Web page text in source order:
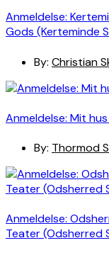
Anmeldelse:
Gods (Kerteminde
By: Christian
Anmeldelse: Mit
By: Thormod
Anmeldelse:
Teater (Odsherred